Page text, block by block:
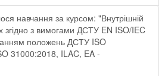
навчання за курсом: "Внутрішній
згідно з вимогами ДСТУ EN ISO/IEC
положень ДСТУ ISO
31000:2018, ILAC, EA -